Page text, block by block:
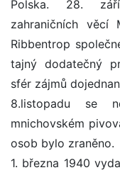
Polska. 28.
zahraničních věcí
Ribbentrop
tajný dodatečný
sfér zájmů
8.listopadu se
mnichovském
osob bylo zraněno.
1. března 1940